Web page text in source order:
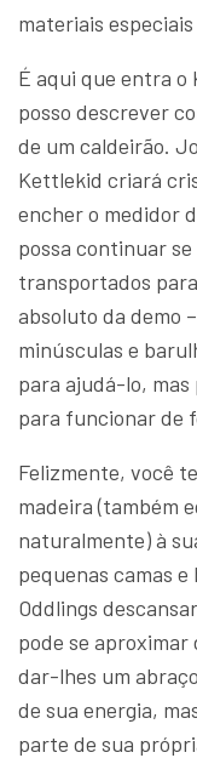
materiais
É aqui que entra
posso descrever
de um caldeirão.
Kettlekid criará
encher o medidor
possa continuar
transportados
absoluto da demo
minúsculas e
para ajudá-lo,
para funcionar de
Felizmente, você
madeira (também
naturalmente) à
pequenas camas
Oddlings
pode se aproximar
dar-lhes um
de sua energia,
parte de sua